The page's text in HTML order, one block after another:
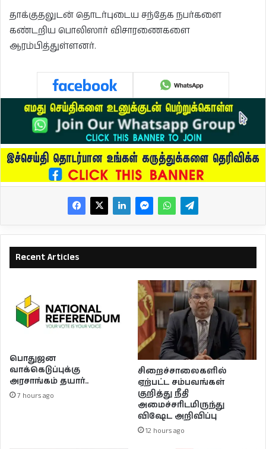
தாக்குதலுடன் தொடர்புடைய சந்தேக நபர்களை
கண்டறிய பொலிஸார் விசாரணைகளை
ஆரம்பித்துள்ளனர்.
Recent Articles
பொதுஜன
வாக்கெடுப்புக்கு
அரசாங்கம் தயார்..
7 hours ago
சிறைச்சாலைகளில்
ஏற்பட்ட சம்பவங்கள்
குறித்து நீதி
அமைச்சரிடமிருந்து
விஷேட அறிவிப்பு
12 hours ago